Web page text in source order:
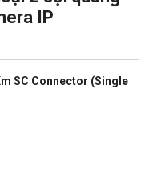
IP
SC Connector (Single